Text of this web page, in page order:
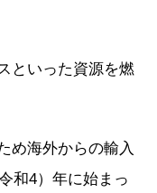
といった資源を燃
め海外からの輸入
和4）年に始まっ